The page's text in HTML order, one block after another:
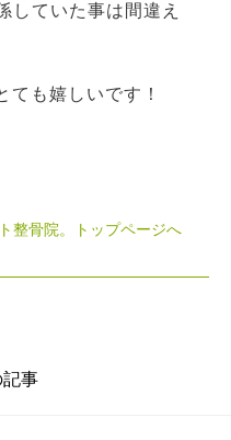
していた事は間違え
ても嬉しいです！
整骨院。トップページへ
事